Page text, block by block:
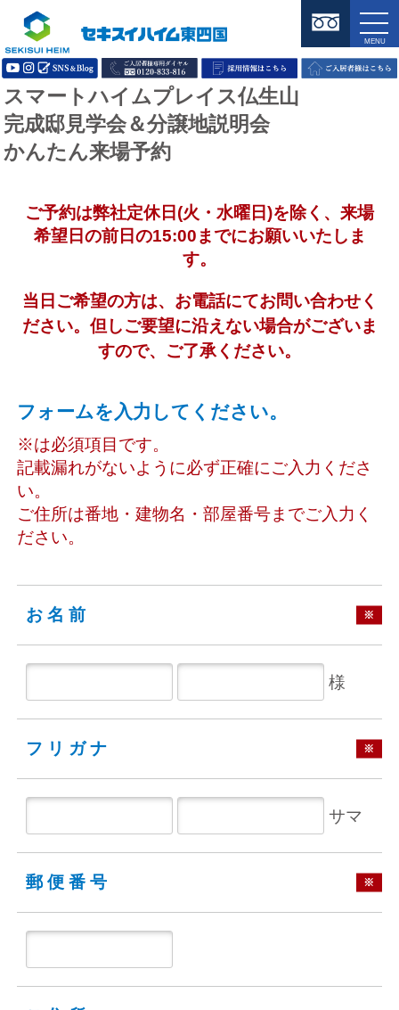
スマートハイムプレイス仏生山
完成邸見学会＆分譲地説明会
かんたん来場予約
ご予約は弊社定休日(火・水曜日)を除く、来場
希望日の前日の15:00までにお願いいたしま
す。
当日ご希望の方は、お電話にてお問い合わせく
ださい。但しご要望に沿えない場合がございま
すので、ご了承ください。
フォームを入力してください。
※は必須項目です。
記載漏れがないように必ず正確にご入力くださ
い。
ご住所は番地・建物名・部屋番号までご入力く
ださい。
お名前 ※
様
フリガナ ※
サマ
郵便番号 ※